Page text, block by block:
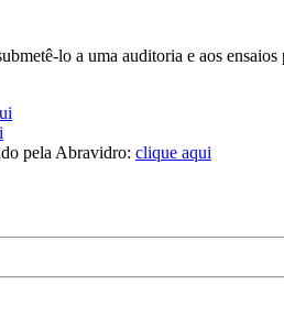
lo a uma auditoria e aos
pela Abravidro: clique aqui